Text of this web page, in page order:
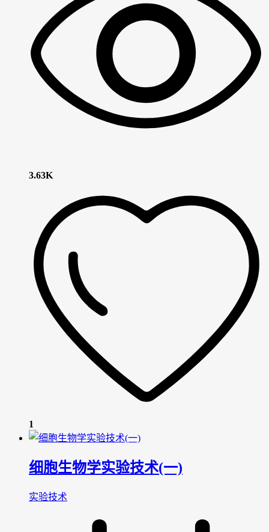
3.63K
1
细胞生物学实验技术(一)
实验技术